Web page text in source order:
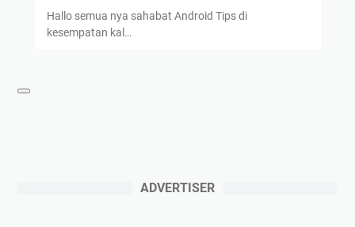
Hallo semua nya sahabat Android Tips di
kesempatan kal…
ADVERTISER